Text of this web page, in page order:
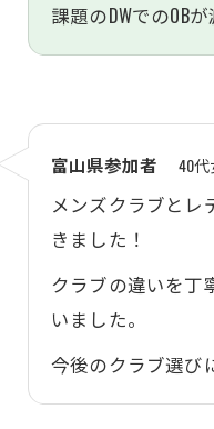
課題のDWでのOB
富山県参加者 40
メンズクラブとレ
きました！
クラブの違いを丁
いました。
今後のクラブ選び